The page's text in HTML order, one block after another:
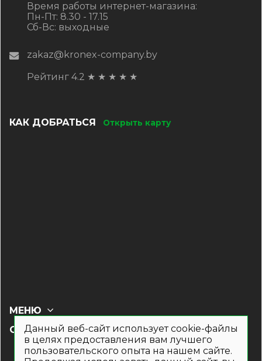
Время работы интернет-магазина:
Пн-Пт: 8.30 - 17.15
Сб-Вс: выходные
zakaz@kronex-company.by
Рейтинг 4.2 ★ ★ ★ ★ ★
КАК ДОБРАТЬСЯ Открыть карту
СОЦ СЕТИ
МЕНЮ
Данный веб-сайт использует cookie-файлы
в целях предоставления вам лучшего
пользовательского опыта на нашем сайте.